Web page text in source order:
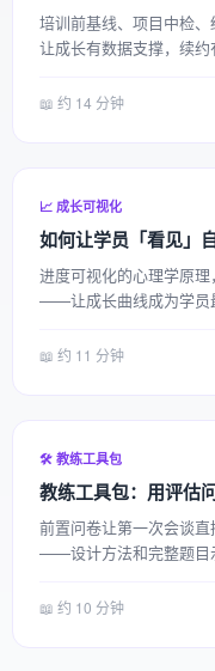
培训前基线、项目中检
让成长有数据支撑，续约
📖 约 14 分钟
📈 成长可视化
如何让学员「看见」
进度可视化的心理学原
——让成长曲线成为学员
📖 约 11 分钟
🛠️ 教练工具包
教练工具包：用评估
前置问卷让第一次会谈
——设计方法和完整题目
📖 约 10 分钟